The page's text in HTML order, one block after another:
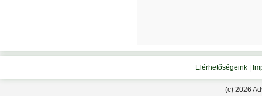
Elérhetőségeink|
(c) 2026